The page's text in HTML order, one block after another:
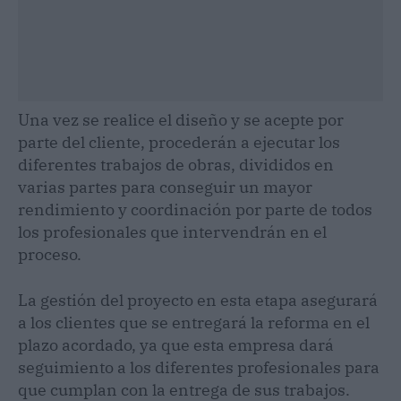
Una vez se realice el diseño y se acepte por
parte del cliente, procederán a ejecutar los
diferentes trabajos de obras, divididos en
varias partes para conseguir un mayor
rendimiento y coordinación por parte de todos
los profesionales que intervendrán en el
proceso.
La gestión del proyecto en esta etapa asegurará
a los clientes que se entregará la reforma en el
plazo acordado, ya que esta empresa dará
seguimiento a los diferentes profesionales para
que cumplan con la entrega de sus trabajos.